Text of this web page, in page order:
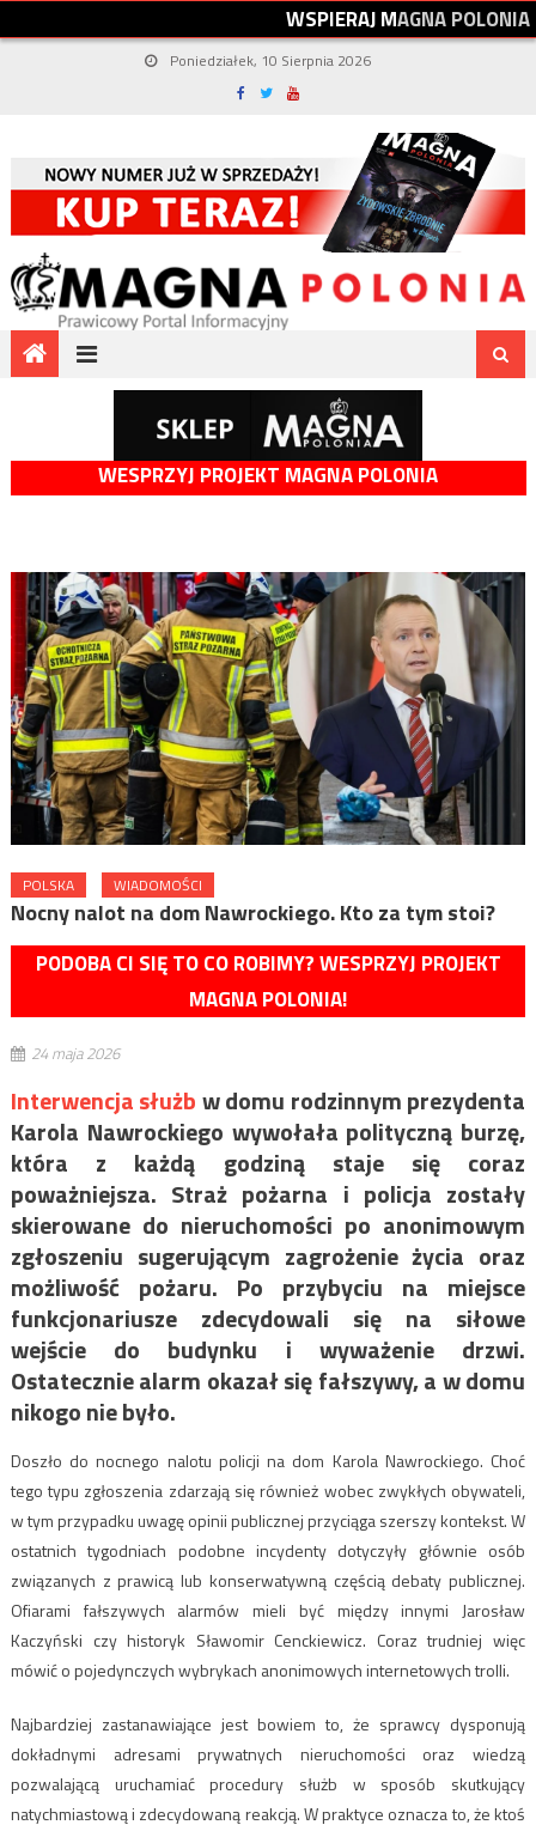
WSPIERAJMAGNAPOLONIA
Poniedziałek, 10 Sierpnia 2026
WESPRZYJ PROJEKT MAGNA POLONIA
POLSKA WIADOMOŚCI
Nocny nalot na dom Nawrockiego. Kto za tym stoi?
PODOBA CI SIĘ TO CO ROBIMY? WESPRZYJ PROJEKT
MAGNA POLONIA!
24 maja 2026
Interwencja służbw domu rodzinnym prezydenta
Karola Nawrockiego wywołała polityczną burzę,
która z każdą godziną staje się coraz
poważniejsza. Straż pożarna i policja zostały
skierowane do nieruchomości po anonimowym
zgłoszeniu sugerującym zagrożenie życia oraz
możliwość pożaru. Po przybyciu na miejsce
funkcjonariusze zdecydowali się na siłowe
wejście do budynku i wyważenie drzwi.
Ostatecznie alarm okazał się fałszywy, a w domu
nikogo nie było.
Doszło do nocnego nalotu policji na dom Karola Nawrockiego. Choć
tego typu zgłoszenia zdarzają się również wobec zwykłych obywateli,
w tym przypadku uwagę opinii publicznej przyciąga szerszy kontekst. W
ostatnich tygodniach podobne incydenty dotyczyły głównie osób
związanych z prawicą lub konserwatywną częścią debaty publicznej.
Ofiarami fałszywych alarmów mieli być między innymi Jarosław
Kaczyński czy historyk Sławomir Cenckiewicz. Coraz trudniej więc
mówić o pojedynczych wybrykach anonimowych internetowych trolli.
Najbardziej zastanawiające jest bowiem to, że sprawcy dysponują
dokładnymi adresami prywatnych nieruchomości oraz wiedzą
pozwalającą uruchamiać procedury służb w sposób skutkujący
natychmiastową i zdecydowaną reakcją. W praktyce oznacza to, że ktoś